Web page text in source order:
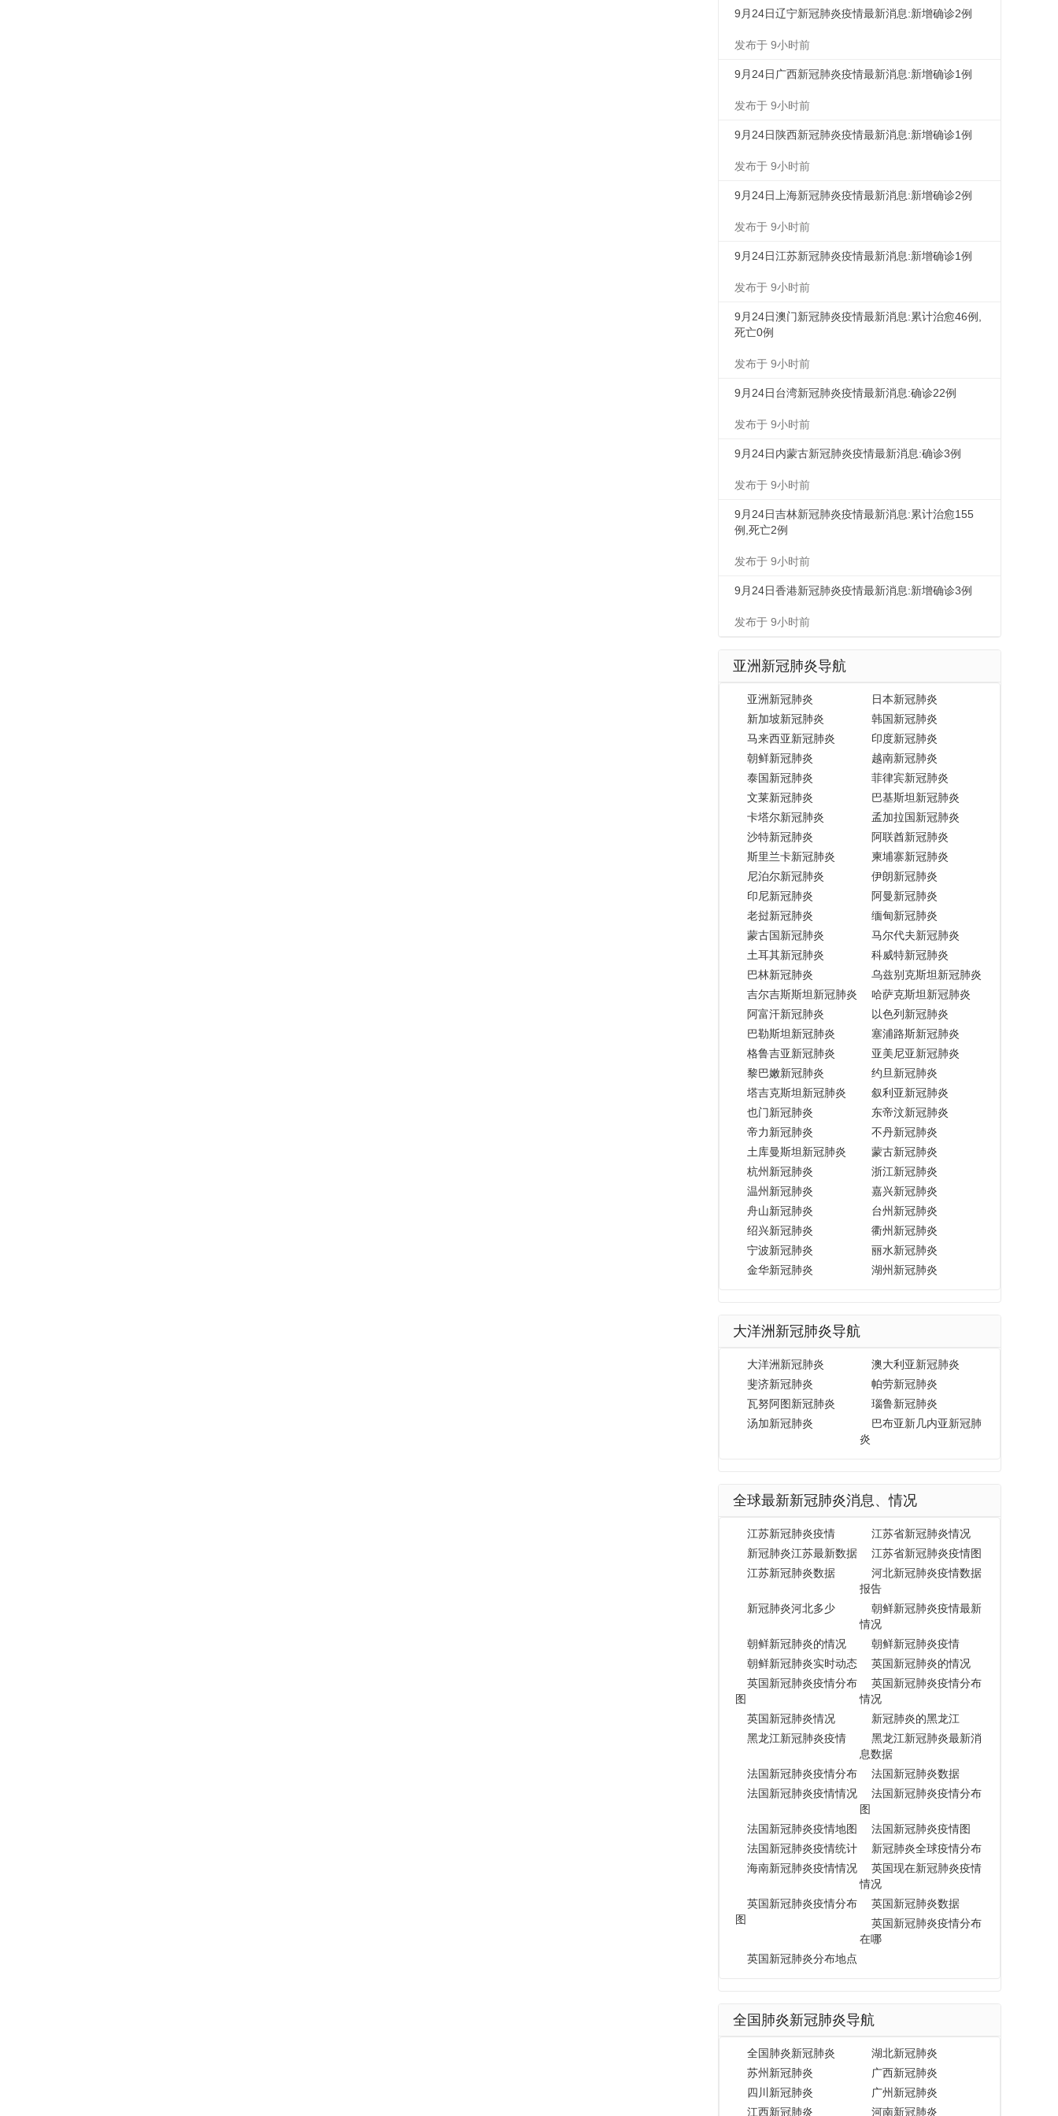
9月24日辽宁新冠肺炎疫情最新消息:新增确诊2例
发布于 9小时前
9月24日广西新冠肺炎疫情最新消息:新增确诊1例
发布于 9小时前
9月24日陕西新冠肺炎疫情最新消息:新增确诊1例
发布于 9小时前
9月24日上海新冠肺炎疫情最新消息:新增确诊2例
发布于 9小时前
9月24日江苏新冠肺炎疫情最新消息:新增确诊1例
发布于 9小时前
9月24日澳门新冠肺炎疫情最新消息:累计治愈46例,
死亡0例
发布于 9小时前
9月24日台湾新冠肺炎疫情最新消息:确诊22例
发布于 9小时前
9月24日内蒙古新冠肺炎疫情最新消息:确诊3例
发布于 9小时前
9月24日吉林新冠肺炎疫情最新消息:累计治愈155
例,死亡2例
发布于 9小时前
9月24日香港新冠肺炎疫情最新消息:新增确诊3例
发布于 9小时前
亚洲新冠肺炎导航
亚洲新冠肺炎
日本新冠肺炎
新加坡新冠肺炎
韩国新冠肺炎
马来西亚新冠肺炎
印度新冠肺炎
朝鲜新冠肺炎
越南新冠肺炎
泰国新冠肺炎
菲律宾新冠肺炎
文莱新冠肺炎
巴基斯坦新冠肺炎
卡塔尔新冠肺炎
孟加拉国新冠肺炎
沙特新冠肺炎
阿联酋新冠肺炎
斯里兰卡新冠肺炎
柬埔寨新冠肺炎
尼泊尔新冠肺炎
伊朗新冠肺炎
印尼新冠肺炎
阿曼新冠肺炎
老挝新冠肺炎
缅甸新冠肺炎
蒙古国新冠肺炎
马尔代夫新冠肺炎
土耳其新冠肺炎
科威特新冠肺炎
巴林新冠肺炎
乌兹别克斯坦新冠肺炎
吉尔吉斯斯坦新冠肺炎
哈萨克斯坦新冠肺炎
阿富汗新冠肺炎
以色列新冠肺炎
巴勒斯坦新冠肺炎
塞浦路斯新冠肺炎
格鲁吉亚新冠肺炎
亚美尼亚新冠肺炎
黎巴嫩新冠肺炎
约旦新冠肺炎
塔吉克斯坦新冠肺炎
叙利亚新冠肺炎
也门新冠肺炎
东帝汶新冠肺炎
帝力新冠肺炎
不丹新冠肺炎
土库曼斯坦新冠肺炎
蒙古新冠肺炎
杭州新冠肺炎
浙江新冠肺炎
温州新冠肺炎
嘉兴新冠肺炎
舟山新冠肺炎
台州新冠肺炎
绍兴新冠肺炎
衢州新冠肺炎
宁波新冠肺炎
丽水新冠肺炎
金华新冠肺炎
湖州新冠肺炎
大洋洲新冠肺炎导航
大洋洲新冠肺炎
澳大利亚新冠肺炎
斐济新冠肺炎
帕劳新冠肺炎
瓦努阿图新冠肺炎
瑙鲁新冠肺炎
汤加新冠肺炎
巴布亚新几内亚新冠肺
炎
全球最新新冠肺炎消息、情况
江苏新冠肺炎疫情
江苏省新冠肺炎情况
新冠肺炎江苏最新数据
江苏省新冠肺炎疫情图
江苏新冠肺炎数据
河北新冠肺炎疫情数据
报告
新冠肺炎河北多少
朝鲜新冠肺炎疫情最新
情况
朝鲜新冠肺炎的情况
朝鲜新冠肺炎疫情
朝鲜新冠肺炎实时动态
英国新冠肺炎的情况
英国新冠肺炎疫情分布
图
英国新冠肺炎疫情分布
情况
英国新冠肺炎情况
新冠肺炎的黑龙江
黑龙江新冠肺炎疫情
黑龙江新冠肺炎最新消
息数据
法国新冠肺炎疫情分布
法国新冠肺炎数据
法国新冠肺炎疫情情况
法国新冠肺炎疫情分布
图
法国新冠肺炎疫情地图
法国新冠肺炎疫情图
法国新冠肺炎疫情统计
新冠肺炎全球疫情分布
海南新冠肺炎疫情情况
英国现在新冠肺炎疫情
情况
英国新冠肺炎疫情分布
图
英国新冠肺炎数据
英国新冠肺炎疫情分布
在哪
英国新冠肺炎分布地点
全国肺炎新冠肺炎导航
全国肺炎新冠肺炎
湖北新冠肺炎
苏州新冠肺炎
广西新冠肺炎
四川新冠肺炎
广州新冠肺炎
江西新冠肺炎
河南新冠肺炎